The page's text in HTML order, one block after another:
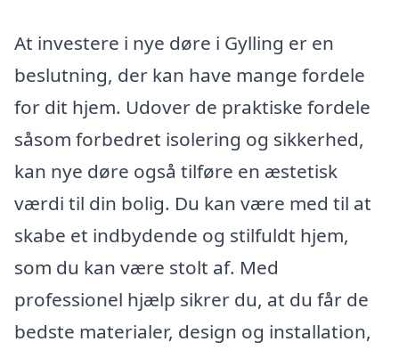
At investere i nye døre i Gylling er en
beslutning, der kan have mange fordele
for dit hjem. Udover de praktiske fordele
såsom forbedret isolering og sikkerhed,
kan nye døre også tilføre en æstetisk
værdi til din bolig. Du kan være med til at
skabe et indbydende og stilfuldt hjem,
som du kan være stolt af. Med
professionel hjælp sikrer du, at du får de
bedste materialer, design og installation,